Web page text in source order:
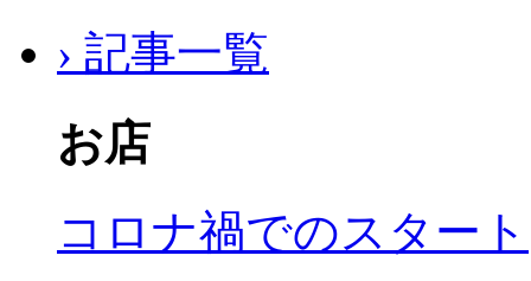
› 記事一覧
お店
コロナ禍でのスタート